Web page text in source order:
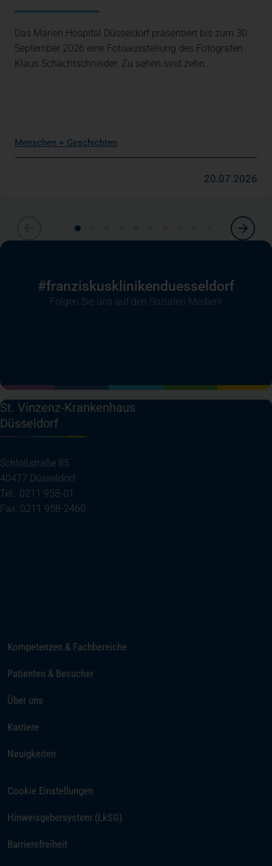
Das Marien Hospital Düsseldorf präsentiert bis zum 30.
September 2026 eine Fotoausstellung des Fotografen
Klaus Schachtschneider. Zu sehen sind zehn…
Menschen + Geschichten
20.07.2026
#franziskusklinikenduesseldorf
Folgen Sie uns auf den Sozialen Medien!
St. Vinzenz-Krankenhaus
Düsseldorf
Schloßstraße 85
40477 Düsseldorf
Tel: 0211 958-01
Fax: 0211 958-2460
Kompetenzen & Fachbereiche
Patienten & Besucher
Über uns
Karriere
Neuigkeiten
Cookie Einstellungen
Hinweisgebersystem (LkSG)
Barrierefreiheit